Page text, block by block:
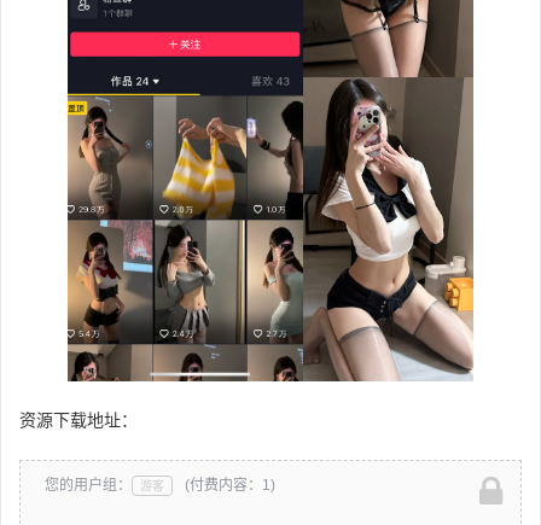
资源下载地址：
您的用户组： 游客 (付费内容：1)